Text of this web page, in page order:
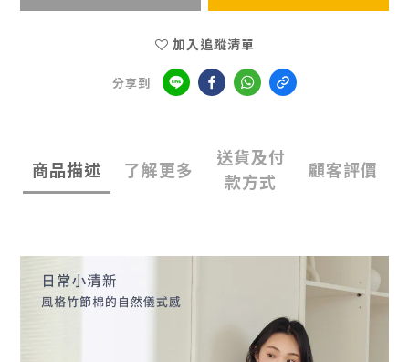
加入追蹤清單
分享到
商品描述 了解更多
送貨及付
款方式
顧客評價